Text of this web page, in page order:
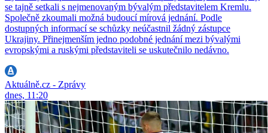
se tajně setkali s nejmenovaným bývalým představitelem Kremlu.
Společně zkoumali možná budoucí mírová jednání. Podle
dostupných informací se schůzky neúčastnil žádný zástupce
Ukrajiny. Přinejmenším jedno podobné jednání mezi bývalými
evropskými a ruskými představiteli se uskutečnilo nedávno.
Aktuálně.cz - Zprávy
dnes, 11:20